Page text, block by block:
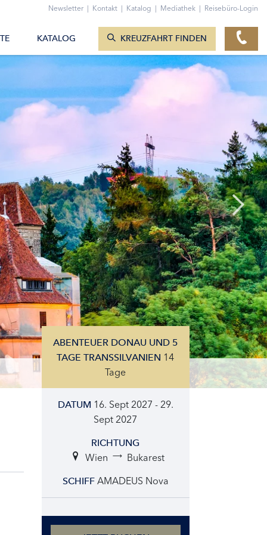
ABENTEUER DONAU UND 5
TAGE TRANSSILVANIEN 14
Tage
DATUM 16. Sept 2027 - 29.
Sept 2027
RICHTUNG
Wien Bukarest
SCHIFF AMADEUS Nova
Newsletter | Kontakt | Katalog | Mediathek | Reisebüro-Login
KATALOG KREUZFAHRT FINDEN
ZUM KONTAKTFORMULAR